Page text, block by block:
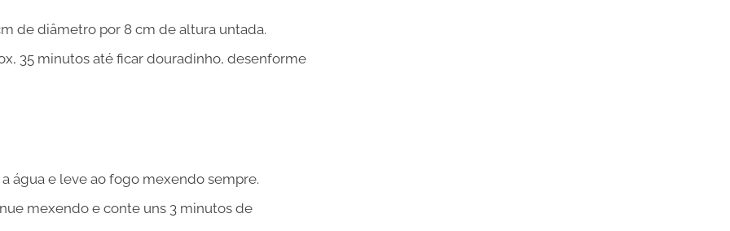
de diâmetro por 8 cm de altura untada.
35 minutos até ficar douradinho, desenforme
água e leve ao fogo mexendo sempre.
mexendo e conte uns 3 minutos de